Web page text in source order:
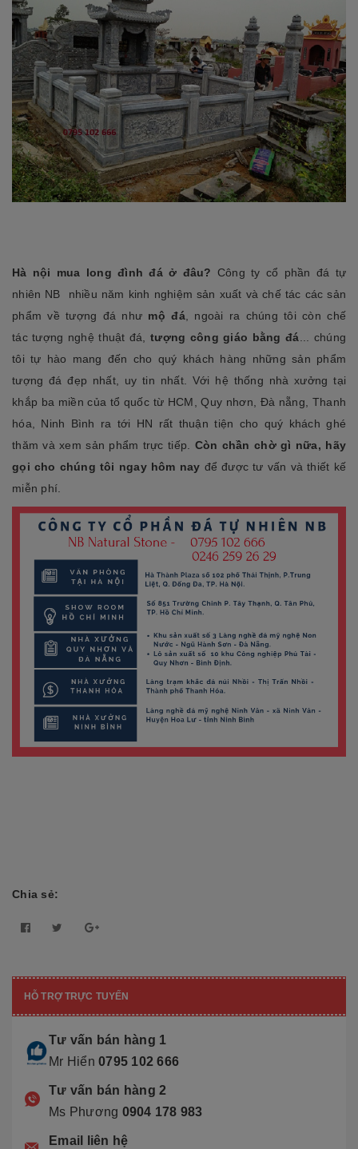
Hà nội mua long đình đá ở đâu? Công ty cổ phần đá tự
nhiên NB nhiều năm kinh nghiệm sản xuất và chế tác các sản
phẩm về tượng đá như mộ đá , ngoài ra chúng tôi còn chế
tác tượng nghệ thuật đá,
tượng công giáo bằng đá ... chúng
tôi tự hào mang đến cho quý khách hàng những sản phẩm
tượng đá đẹp nhất, uy tin nhất. Với hệ thống nhà xưởng tại
khắp ba miền của tổ quốc từ HCM, Quy nhơn, Đà nẵng, Thanh
hóa, Ninh Bình ra tới HN rất thuận tiện cho quý khách ghé
thăm và xem sản phẩm trực tiếp. Còn chần chờ gì nữa, hãy
gọi cho chúng tôi ngay hôm nay để được tư vấn và thiết kế
miễn phí.
Chia sẻ:
HỖ TRỢ TRỰC TUYẾN
Tư vấn bán hàng 1
Mr Hiển 0795 102 666
Tư vấn bán hàng 2
Ms Phương 0904 178 983
Email liên hệ